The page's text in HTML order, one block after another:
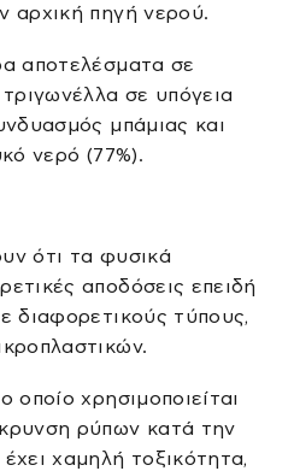
αρχική πηγή νερού.
αποτελέσματα σε
σε υπόγεια
μπάμιας και
νερό (77%).
ότι τα φυσικά
αποδόσεις επειδή
διαφορετικούς τύπους,
οποίο χρησιμοποιείται
ρύπων κατά την
χαμηλή τοξικότητα,